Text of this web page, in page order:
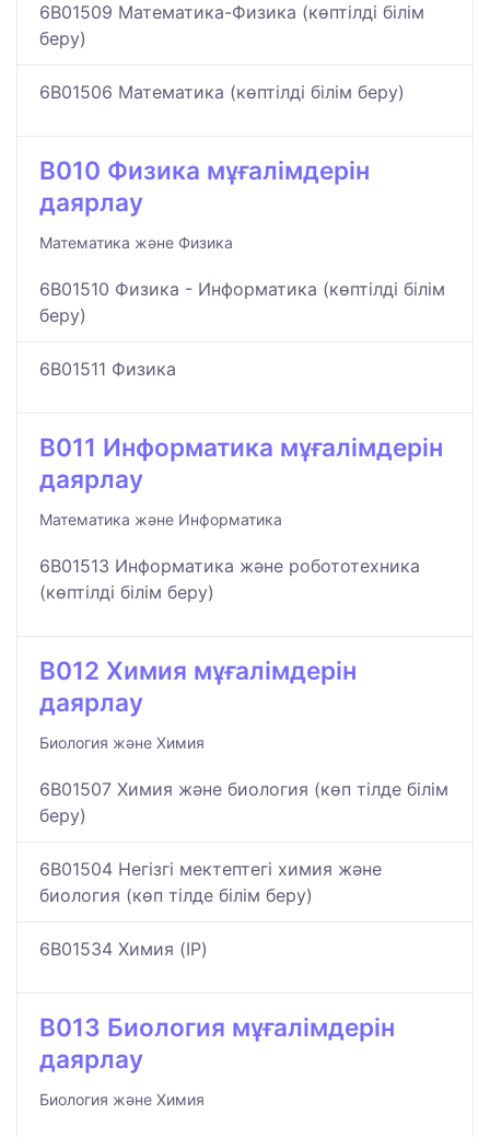
6B01509 Математика-Физика (көптілді білім
беру)
6B01506 Математика (көптілді білім беру)
B010 Физика мұғалімдерін
даярлау
Математика және Физика
6B01510 Физика - Информатика (көптілді білім
беру)
6B01511 Физика
B011 Информатика мұғалімдерін
даярлау
Математика және Информатика
6B01513 Информатика және робототехника
(көптілді білім беру)
B012 Химия мұғалімдерін
даярлау
Биология және Химия
6B01507 Химия және биология (көп тілде білім
беру)
6B01504 Негізгі мектептегі химия және
биология (көп тілде білім беру)
6B01534 Химия (IP)
B013 Биология мұғалімдерін
даярлау
Биология және Химия